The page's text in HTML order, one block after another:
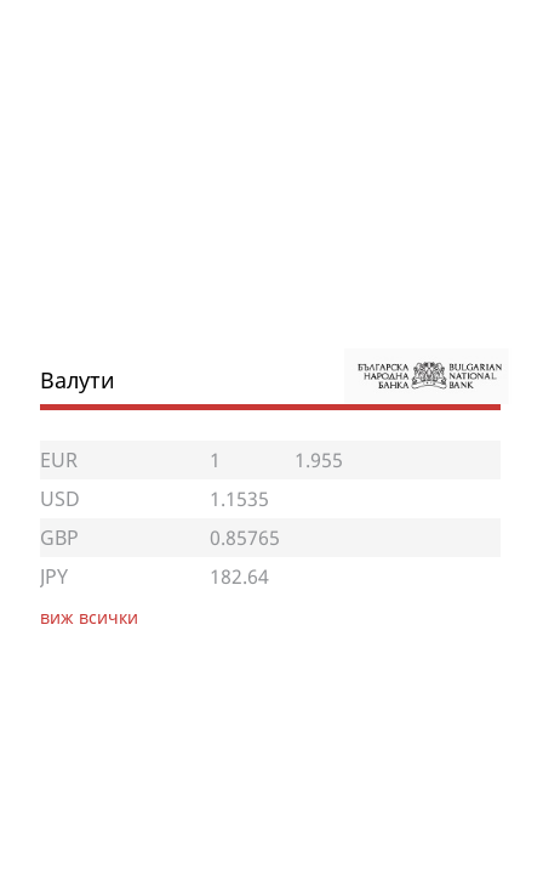
Валути
EUR 1
1.955
USD
1.1535
GBP
0.85765
JPY
182.64
виж всички